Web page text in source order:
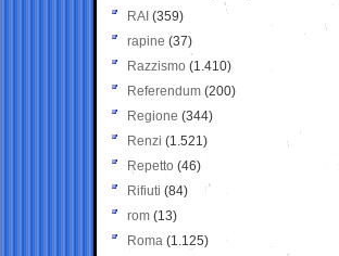
RAI (359)
rapine (37)
Razzismo (1.410)
Referendum (200)
Regione (344)
Renzi (1.521)
Repetto (46)
Rifiuti (84)
rom (13)
Roma (1.125)